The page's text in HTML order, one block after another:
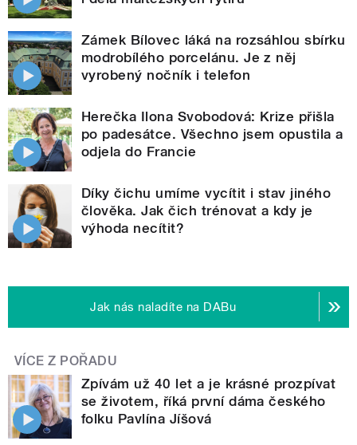
Zámek Bílovec láká na rozsáhlou sbírku
modrobílého porcelánu. Je z něj
vyrobený nočník i telefon
Herečka Ilona Svobodová: Krize přišla
po padesátce. Všechno jsem opustila a
odjela do Francie
Díky čichu umíme vycítit i stav jiného
člověka. Jak čich trénovat a kdy je
výhoda necítit?
Jak nás naladíte na DABu
VÍCE Z POŘADU
Zpívám už 40 let a je krásné prozpívat
se životem, říká první dáma českého
folku Pavlína Jíšová